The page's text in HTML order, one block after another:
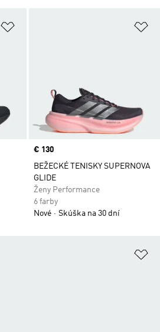
Pridať do zoznamu želaných
Price
€ 130
BEŽECKÉ TENISKY SUPERNOVA
GLIDE
Ženy Performance
6 farby
Nové
Skúška na 30 dní